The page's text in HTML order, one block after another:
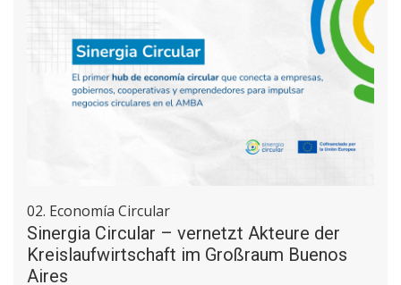
02. Economía Circular
Sinergia Circular – vernetzt Akteure der
Kreislaufwirtschaft im Großraum Buenos
Aires